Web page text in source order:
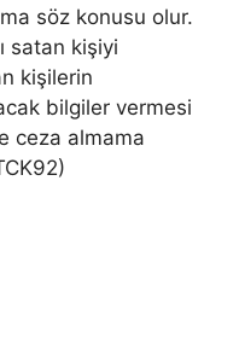
söz konusu olur.
satan kişiyi
kişilerin
bilgiler vermesi
ceza almama